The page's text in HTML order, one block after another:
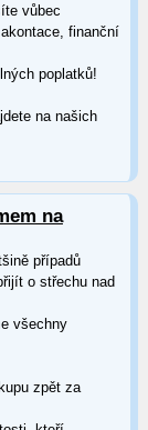
vůbec
finanční
poplatků!
na našich
na
případů
o střechu nad
všechny
zpět za